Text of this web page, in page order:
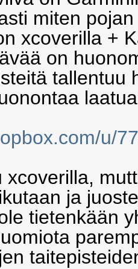
miten
xcoverilla +
on
tallentuu
u/
xcoverilla,
ja
tietenkään